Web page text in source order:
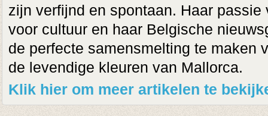
zijn verfijnd en spontaan. Haar
voor cultuur en haar Belgische
de perfecte samensmelting te maken
de levendige kleuren van Mallorca.
Klik hier om meer artikelen te